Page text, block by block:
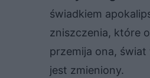
świadkiem
zniszczenia, które
przemija ona,
jest zmieniony.